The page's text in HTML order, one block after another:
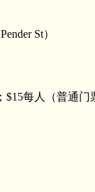
St）
$15每人（普通门